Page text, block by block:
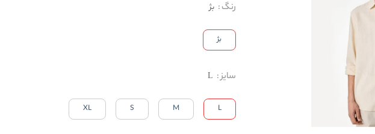
رنگ: بژ
بژ
سایز:
L
L
M
S
XL